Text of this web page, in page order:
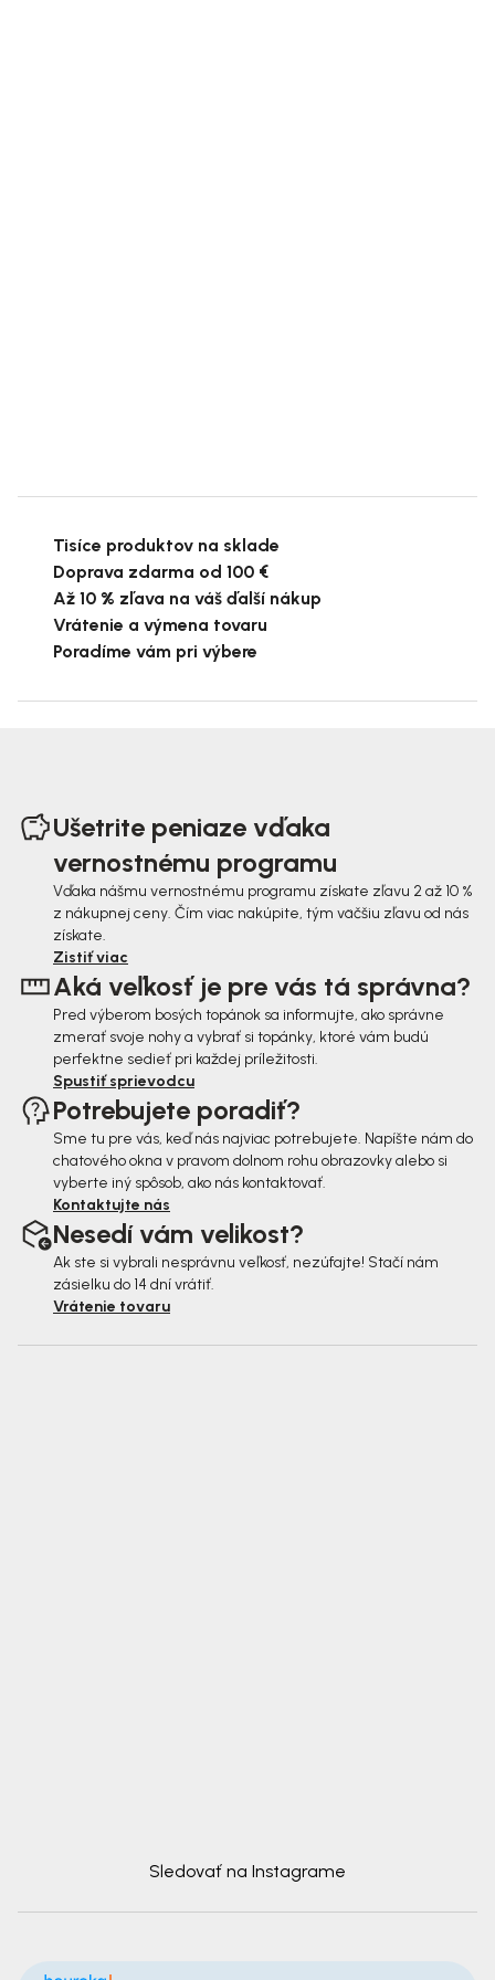
Tisíce produktov na sklade
Doprava zdarma od 100 €
Až 10 % zľava na váš ďalší nákup
Vrátenie a výmena tovaru
Poradíme vám pri výbere
Ušetrite peniaze vďaka
vernostnému programu
Vďaka nášmu vernostnému programu získate zľavu 2 až 10 %
z nákupnej ceny. Čím viac nakúpite, tým väčšiu zľavu od nás
získate.
Zistiť viac
Aká veľkosť je pre vás tá správna?
Pred výberom bosých topánok sa informujte, ako správne
zmerať svoje nohy a vybrať si topánky, ktoré vám budú
perfektne sedieť pri každej príležitosti.
Spustiť sprievodcu
Potrebujete poradiť?
Sme tu pre vás, keď nás najviac potrebujete. Napíšte nám do
chatového okna v pravom dolnom rohu obrazovky alebo si
vyberte iný spôsob, ako nás kontaktovať.
Kontaktujte nás
Nesedí vám velikost?
Ak ste si vybrali nesprávnu veľkosť, nezúfajte! Stačí nám
zásielku do 14 dní vrátiť.
Vrátenie tovaru
Sledovať na Instagrame